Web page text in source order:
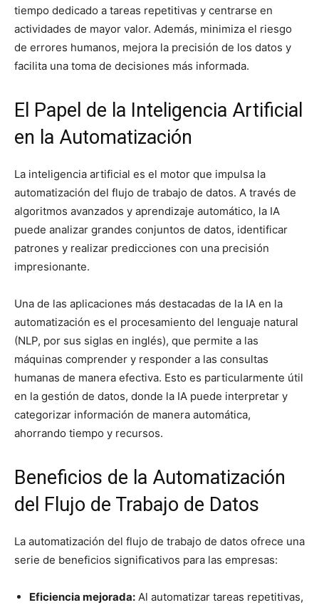
tiempo dedicado a tareas repetitivas y centrarse en
actividades de mayor valor. Además, minimiza el riesgo
de errores humanos, mejora la precisión de los datos y
facilita una toma de decisiones más informada.
El Papel de la Inteligencia Artificial
en la Automatización
La inteligencia artificial es el motor que impulsa la
automatización del flujo de trabajo de datos. A través de
algoritmos avanzados y aprendizaje automático, la IA
puede analizar grandes conjuntos de datos, identificar
patrones y realizar predicciones con una precisión
impresionante.
Una de las aplicaciones más destacadas de la IA en la
automatización es el procesamiento del lenguaje natural
(NLP, por sus siglas en inglés), que permite a las
máquinas comprender y responder a las consultas
humanas de manera efectiva. Esto es particularmente útil
en la gestión de datos, donde la IA puede interpretar y
categorizar información de manera automática,
ahorrando tiempo y recursos.
Beneficios de la Automatización
del Flujo de Trabajo de Datos
La automatización del flujo de trabajo de datos ofrece una
serie de beneficios significativos para las empresas:
Eficiencia mejorada: Al automatizar tareas repetitivas,